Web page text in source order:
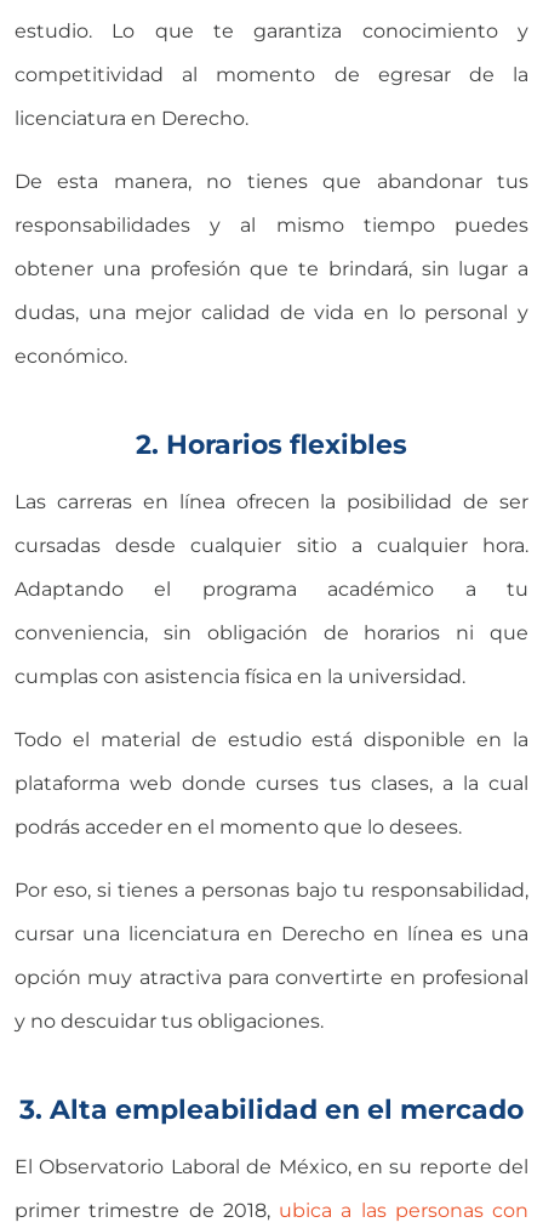
estudio. Lo que te garantiza conocimiento y
competitividad al momento de egresar de la
licenciatura en Derecho.
De esta manera, no tienes que abandonar tus
responsabilidades y al mismo tiempo puedes
obtener una profesión que te brindará, sin lugar a
dudas, una mejor calidad de vida en lo personal y
económico.
2. Horarios flexibles
Las carreras en línea ofrecen la posibilidad de ser
cursadas desde cualquier sitio a cualquier hora.
Adaptando el programa académico a tu
conveniencia, sin obligación de horarios ni que
cumplas con asistencia física en la universidad.
Todo el material de estudio está disponible en la
plataforma web donde curses tus clases, a la cual
podrás acceder en el momento que lo desees.
Por eso, si tienes a personas bajo tu responsabilidad,
cursar una licenciatura en Derecho en línea es una
opción muy atractiva para convertirte en profesional
y no descuidar tus obligaciones.
3. Alta empleabilidad en el mercado
El Observatorio Laboral de México, en su reporte del
primer trimestre de 2018, ubica a las personas con